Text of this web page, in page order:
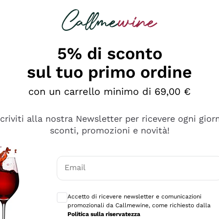
diversi e con un ampio range di prezzo. Le
5% di sconto
sul tuo primo ordine
con un carrello minimo di 69,00 €
alla nostra Newsletter per ricevere ogni
sconti, promozioni e novità!
Email
Accetto di ricevere newsletter e comunicazioni
promozionali da Callmewine, come richiesto dalla
Politica sulla riservatezza